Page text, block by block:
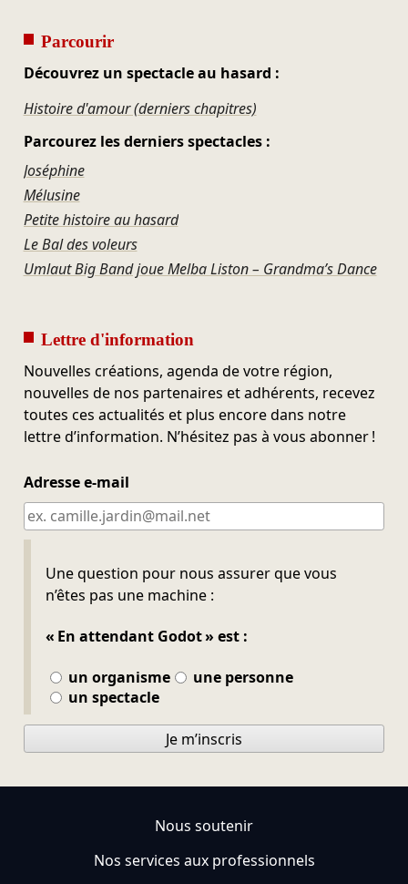
Parcourir
Découvrez un spectacle au hasard :
Histoire d'amour (derniers chapitres)
Parcourez les derniers spectacles :
Joséphine
Mélusine
Petite histoire au hasard
Le Bal des voleurs
Umlaut Big Band joue Melba Liston – Grandma’s Dance
Lettre d'information
Nouvelles créations, agenda de votre région,
nouvelles de nos partenaires et adhérents, recevez
toutes ces actualités et plus encore dans notre
lettre d’information. N’hésitez pas à vous abonner !
Adresse e-mail
Une question pour nous assurer que vous
n’êtes pas une machine :
« En attendant Godot » est :
un organisme
une personne
un spectacle
Ne pas remplir
Je m’inscris
Nous soutenir
Nos services aux professionnels